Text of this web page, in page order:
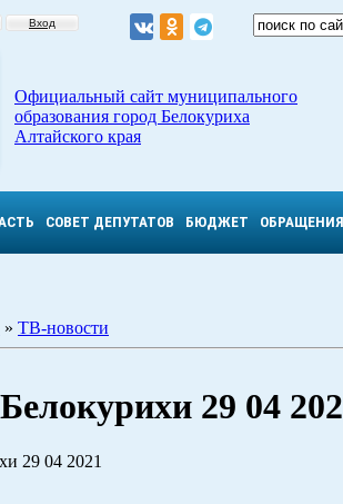
Вход
Официальный сайт муниципального
образования город Белокуриха
Алтайского края
СОВЕТ ДЕПУТАТОВ БЮДЖЕТ ОБРАЩЕНИЯ
» ТВ-новости
29 04
29 04 2021